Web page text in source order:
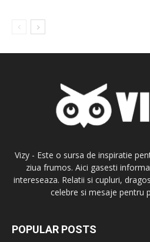
Vizy - Este o sursa de inspiratie
ziua frumos. Aici gasesti
intereseaza. Relatii si cupluri,
celebre si mesaje pentru
POPULAR POSTS